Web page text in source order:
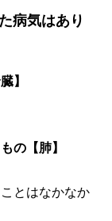
病気はあり
】
【肺】
とはなかなか